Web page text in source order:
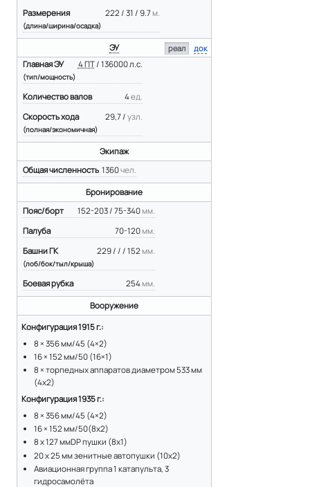
222 / 31 / 9.7 м.
Размерения
(длина/ширина/осадка)
ЭУ реал
док
4 ПТ/ 136000 л.с.
Главная ЭУ
(тип/мощность)
4ед.
Количество валов
29,7 / узл.
Скорость хода
(полная/экономичная)
Экипаж
1360чел.
Общая численность
Бронирование
152-203 / 75-340 мм.
Пояс/борт
70-120 мм.
Палуба
229 / / / 152 мм.
Башни ГК
(лоб/бок/тыл/крыша)
254 мм.
Боевая рубка
Вооружение
Конфигурация 1915 г.:
8 × 356 мм/45 (4×2)
16 × 152 мм/50 (16×1)
8 × торпедных аппаратов диаметром 533 мм
(4х2)
Конфигурация 1935 г.:
8 × 356 мм/45 (4×2)
16 × 152 мм/50(8x2)
8 x 127 ммDP пушки (8x1)
20 x 25 мм зенитные автопушки (10x2)
Авиационная группа 1 катапульта, 3
гидросамолёта